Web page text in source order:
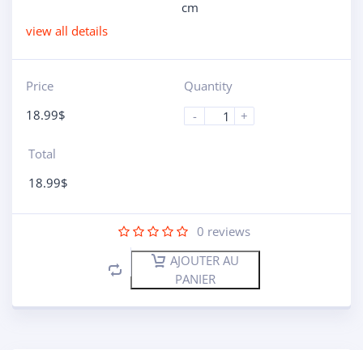
cm
view all details
Price
18.99$
Quantity
-
+
Total
18.99$
0 reviews
AJOUTER AU
PANIER